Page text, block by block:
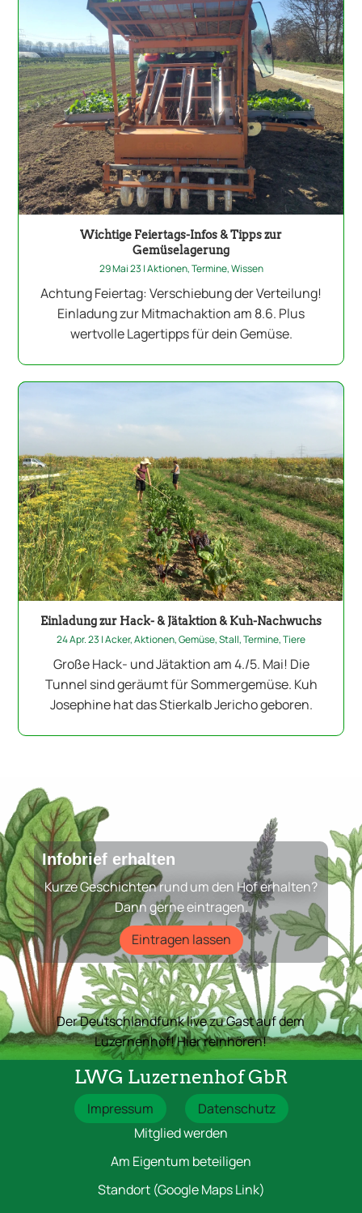
Wichtige Feiertags-Infos & Tipps zur
Gemüselagerung
29 Mai 23 |Aktionen,Termine,Wissen
Achtung Feiertag: Verschiebung der Verteilung!
Einladung zur Mitmachaktion am 8.6. Plus
wertvolle Lagertipps für dein Gemüse.
Einladung zur Hack- & Jätaktion & Kuh-Nachwuchs
24 Apr. 23 |Acker,Aktionen,Gemüse,Stall,Termine,Tiere
Große Hack- und Jätaktion am 4./5. Mai! Die
Tunnel sind geräumt für Sommergemüse. Kuh
Josephine hat das Stierkalb Jericho geboren.
Infobrief erhalten
Kurze Geschichten rund um den Hof erhalten?
Dann gerne eintragen.
Eintragen lassen
Der Deutschlandfunk live zu Gast auf dem
Luzernenhof! Hier reinhören!
LWG Luzernenhof GbR
Impressum
Datenschutz
Mitglied werden
Am Eigentum beteiligen
Standort (Google Maps Link)